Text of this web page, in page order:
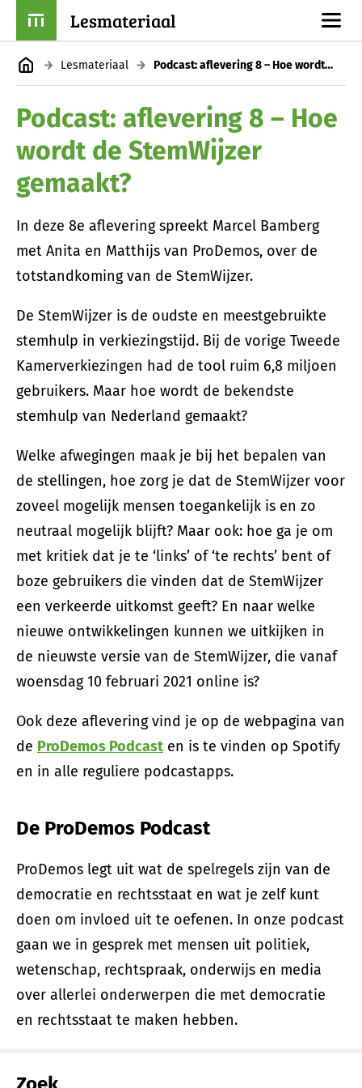
Lesmateriaal
Lesmateriaal Podcast: aflevering 8 – Hoe wordt de StemWijzer gemaakt?
Podcast: aflevering 8 – Hoe
wordt de StemWijzer
gemaakt?
In deze 8e aflevering spreekt Marcel Bamberg
met Anita en Matthijs van ProDemos, over de
totstandkoming van de StemWijzer.
De StemWijzer is de oudste en meestgebruikte
stemhulp in verkiezingstijd. Bij de vorige Tweede
Kamerverkiezingen had de tool ruim 6,8 miljoen
gebruikers. Maar hoe wordt de bekendste
stemhulp van Nederland gemaakt?
Welke afwegingen maak je bij het bepalen van
de stellingen, hoe zorg je dat de StemWijzer voor
zoveel mogelijk mensen toegankelijk is en zo
neutraal mogelijk blijft? Maar ook: hoe ga je om
met kritiek dat je te ‘links’ of ‘te rechts’ bent of
boze gebruikers die vinden dat de StemWijzer
een verkeerde uitkomst geeft? En naar welke
nieuwe ontwikkelingen kunnen we uitkijken in
de nieuwste versie van de StemWijzer, die vanaf
woensdag 10 februari 2021 online is?
Ook deze aflevering vind je op de webpagina van
de ProDemos Podcast en is te vinden op Spotify
en in alle reguliere podcastapps.
De ProDemos Podcast
ProDemos legt uit wat de spelregels zijn van de
democratie en rechtsstaat en wat je zelf kunt
doen om invloed uit te oefenen. In onze podcast
gaan we in gesprek met mensen uit politiek,
wetenschap, rechtspraak, onderwijs en media
over allerlei onderwerpen die met democratie
en rechtsstaat te maken hebben.